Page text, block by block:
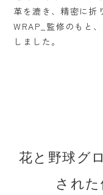
革を漉き、精密に折
WRAP_監修のもと
しました。
花と野球グ
され